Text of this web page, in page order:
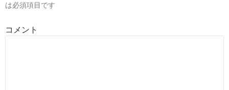
は必須項目です
コメント